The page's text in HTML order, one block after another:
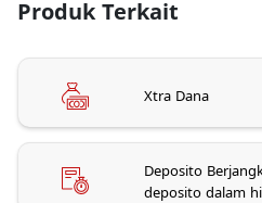
Produk Terkait
Xtra Dana
Deposito
deposito dalam